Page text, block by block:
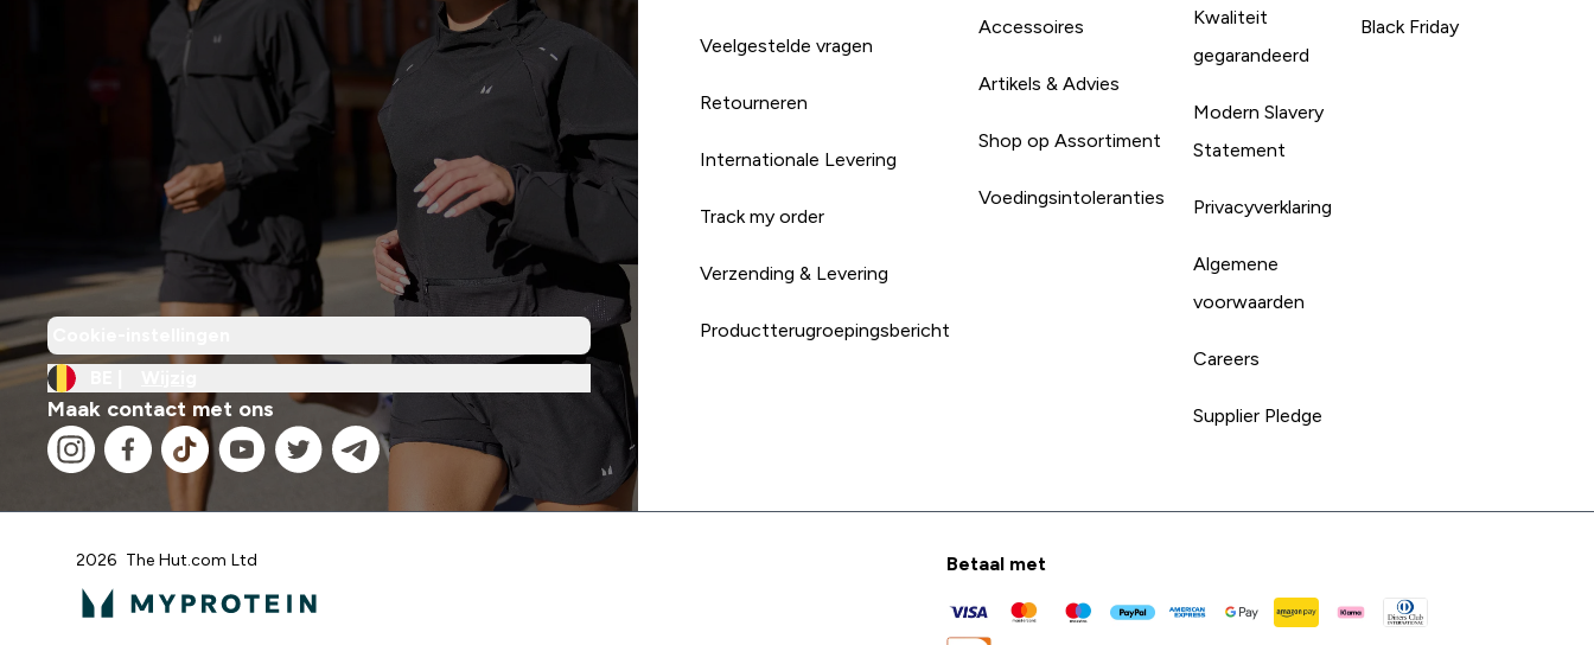
Maak contact met ons
Veelgestelde vragen
Retourneren
Internationale Levering
Track my order
Verzending & Levering
Productterugroepingsbericht
Accessoires
Artikels & Advies
Shop op Assortiment
Voedingsintoleranties
Kwaliteit
gegarandeerd
Modern Slavery
Statement
Privacyverklaring
Algemene
voorwaarden
Careers
Supplier Pledge
Black Friday
2026 The Hut.com Ltd Betaal met